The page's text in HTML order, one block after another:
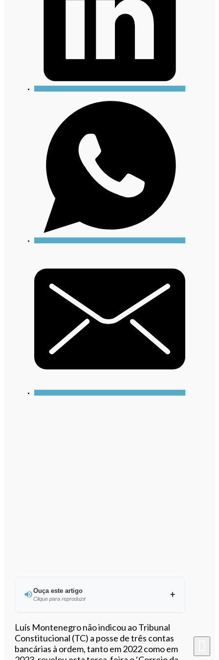
Ouça este artigo
Clique para reproduzir
Ouvir este artigo
Luís Montenegro não indicou ao Tribunal
Constitucional (TC) a posse de três contas
bancárias à ordem, tanto em 2022 como em